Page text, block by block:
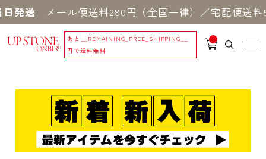
発送メール便送料280円（全国一律）／宅配便送
あと
__REMAINING_FREE_SHIPPING__
円で送料無料
__
IT
_